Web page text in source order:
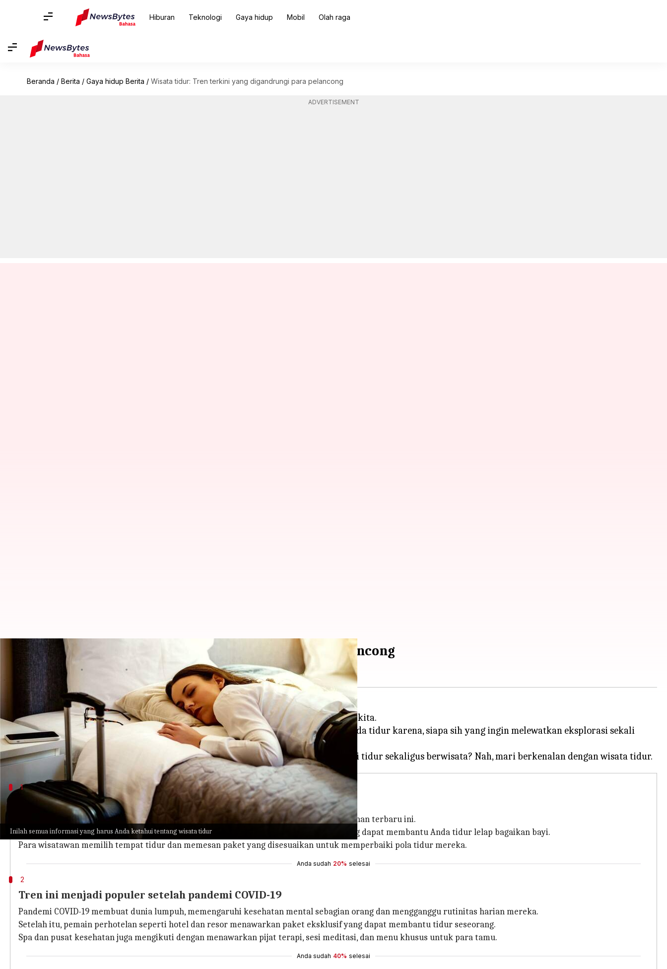
Hiburan Teknologi Gaya hidup Mobil Olah raga
Beranda / Berita / Gaya hidup Berita / Wisata tidur: Tren terkini yang digandrungi para pelancong
ADVERTISEMENT
Inilah semua informasi yang harus Anda ketahui tentang wisata tidur
Wisata tidur: Tren terkini yang digandrungi para pelancong
menulis Taufiq Al Jufri
Apa ceritanya
Kita sudah tidak asing dengan efek kurang tidur yang nyenyak di malam hari bagi kita.
Misalkan selama perjalanan. Kita kebanyakan lebih suka waktu jalan-jalan daripada tidur karena, siapa sih yang ingin melewatkan eksplorasi sekali
seumur hidup?
1
Apa itu wisata tidur, tren traveling kekinian?
Bayangkan liburan di mana perhatian Anda terfokus pada tidur. Nah, itulah tren perjalanan terbaru ini.
Wisata tidur adallah pergi berlibur dan memilih fasilitas atau layanan terkait tidur yang dapat membantu Anda tidur lelap bagaikan bayi.
Para wisatawan memilih tempat tidur dan memesan paket yang disesuaikan untuk memperbaiki pola tidur mereka.
Anda sudah 20% selesai
2
Tren ini menjadi populer setelah pandemi COVID-19
Pandemi COVID-19 membuat dunia lumpuh, memengaruhi kesehatan mental sebagian orang dan mengganggu rutinitas harian mereka.
Setelah itu, pemain perhotelan seperti hotel dan resor menawarkan paket eksklusif yang dapat membantu tidur seseorang.
Spa dan pusat kesehatan juga mengikuti dengan menawarkan pijat terapi, sesi meditasi, dan menu khusus untuk para tamu.
Anda sudah 40% selesai